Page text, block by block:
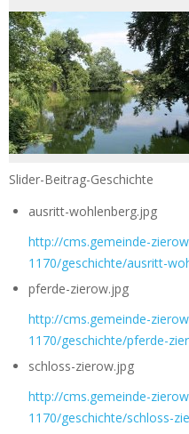
Slider-Beitrag-Geschichte
ausritt-wohlenberg.jpg
http://cms.gemeinde-
1170/geschichte/ausritt-
pferde-zierow.jpg
http://cms.gemeinde-
1170/geschichte/pferde-
schloss-zierow.jpg
http://cms.gemeinde-
1170/geschichte/schloss-